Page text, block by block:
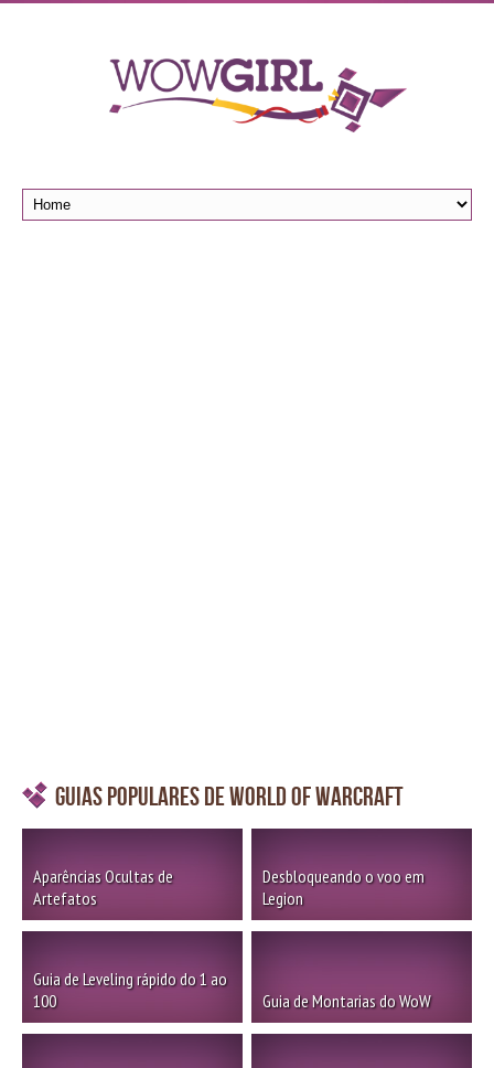
Guias Populares de World of Warcraft
Aparências Ocultas de
Artefatos
Desbloqueando o voo em
Legion
Guia de Leveling rápido do 1 ao
100
Guia de Montarias do WoW